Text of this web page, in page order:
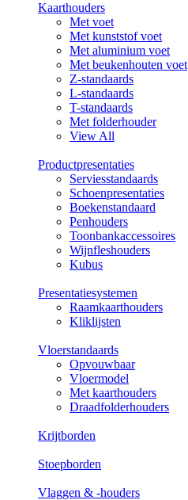
Kaarthouders
Met voet
Met kunststof voet
Met aluminium voet
Met beukenhouten voet
Z-standaards
L-standaards
T-standaards
Met folderhouder
View All
Productpresentaties
Serviesstandaards
Schoenpresentaties
Boekenstandaard
Penhouders
Toonbankaccessoires
Wijnfleshouders
Kubus
Presentatiesystemen
Raamkaarthouders
Kliklijsten
Vloerstandaards
Opvouwbaar
Vloermodel
Met kaarthouders
Draadfolderhouders
Krijtborden
Stoepborden
Vlaggen & -houders